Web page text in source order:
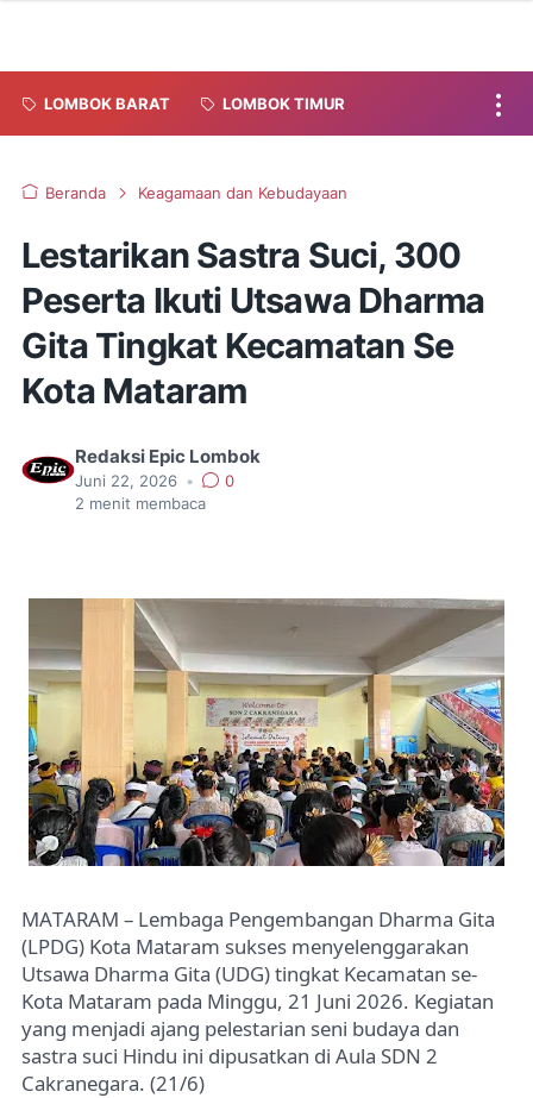
LOMBOK BARAT LOMBOK TIMUR
Beranda Keagamaan dan Kebudayaan
Lestarikan Sastra Suci, 300
Peserta Ikuti Utsawa Dharma
Gita Tingkat Kecamatan Se
Kota Mataram
Redaksi Epic Lombok
Juni 22, 2026 •
0
2 menit membaca
MATARAM – Lembaga Pengembangan Dharma Gita
(LPDG) Kota Mataram sukses menyelenggarakan
Utsawa Dharma Gita (UDG) tingkat Kecamatan se-
Kota Mataram pada Minggu, 21 Juni 2026. Kegiatan
yang menjadi ajang pelestarian seni budaya dan
sastra suci Hindu ini dipusatkan di Aula SDN 2
Cakranegara. (21/6)